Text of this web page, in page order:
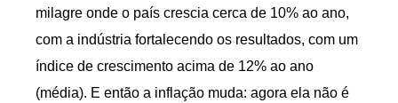
milagre onde o país crescia cerca de 10% ao ano,
com a indústria fortalecendo os resultados, com um
índice de crescimento acima de 12% ao ano
(média). E então a inflação muda: agora ela não é